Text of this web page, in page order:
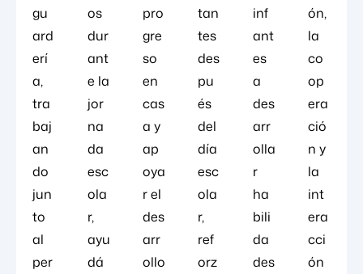
gu
ard
erí
a,
tra
baj
an
do
jun
to
al
per
os
dur
ant
e la
jor
na
da
esc
ola
r,
ayu
dá
pro
gre
so
en
cas
a y
ap
oya
r el
des
arr
ollo
tan
tes
des
pu
és
del
día
esc
ola
r,
ref
orz
inf
ant
es
a
des
arr
olla
r
ha
bili
da
des
ón,
la
co
op
era
ció
n y
la
int
era
cci
ón